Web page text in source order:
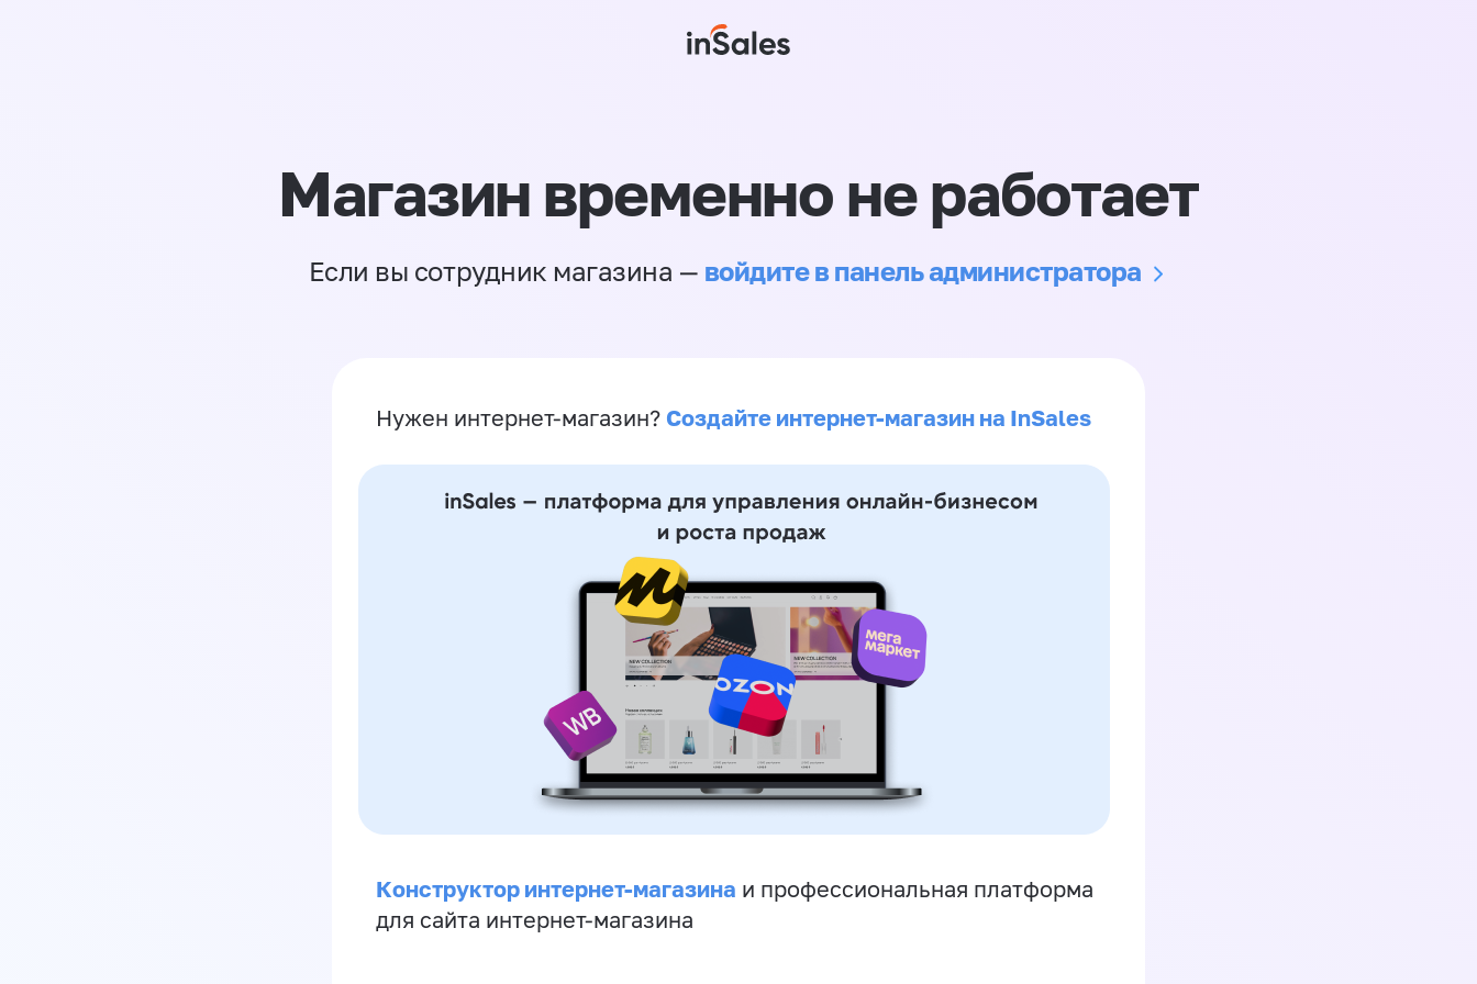
Магазин временно не работает
Если вы сотрудник магазина — войдите в панель администратора
Нужен интернет-магазин? Создайте интернет-магазин на InSales
Конструктор интернет-магазина и профессиональная платформа
для сайта интернет-магазина